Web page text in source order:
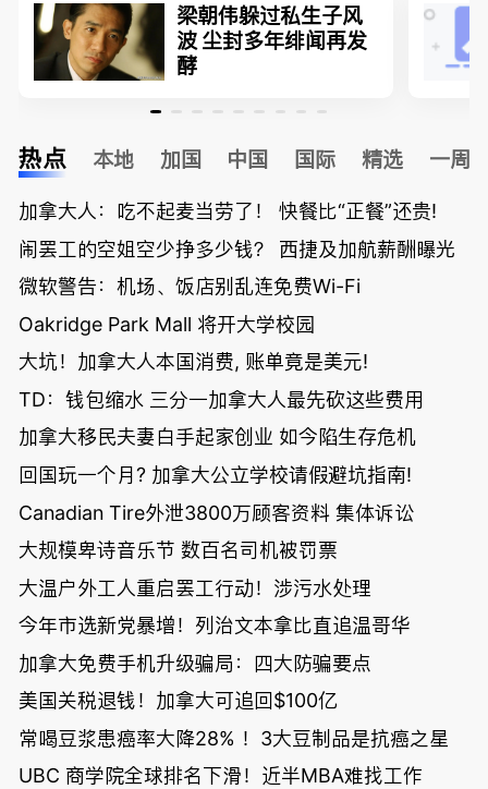
梁朝伟躲过私生子风
波 尘封多年绯闻再发
酵
热点 本地 加国 中国 国际 精选 一周
加拿大人：吃不起麦当劳了！ 快餐比“正餐”还贵!
闹罢工的空姐空少挣多少钱？ 西捷及加航薪酬曝光
微软警告：机场、饭店别乱连免费Wi-Fi
Oakridge Park Mall 将开大学校园
大坑！加拿大人本国消费, 账单竟是美元!
TD：钱包缩水 三分一加拿大人最先砍这些费用
加拿大移民夫妻白手起家创业 如今陷生存危机
回国玩一个月? 加拿大公立学校请假避坑指南!
Canadian Tire外泄3800万顾客资料 集体诉讼
大规模卑诗音乐节 数百名司机被罚票
大温户外工人重启罢工行动！涉污水处理
今年市选新党暴增！列治文本拿比直追温哥华
加拿大免费手机升级骗局：四大防骗要点
美国关税退钱！加拿大可追回$100亿
常喝豆浆患癌率大降28% ！3大豆制品是抗癌之星
UBC 商学院全球排名下滑！近半MBA难找工作